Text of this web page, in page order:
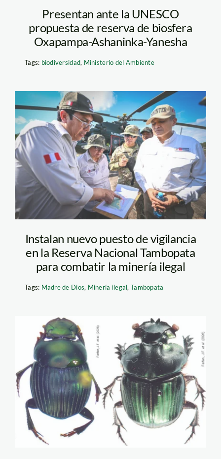
Presentan ante la UNESCO
propuesta de reserva de biosfera
Oxapampa-Ashaninka-Yanesha
Tags: biodiversidad, Ministerio del Ambiente
puesto-de-vigilanzia-
mineria-ilegal-
tambopata—sernanp
Instalan nuevo puesto de vigilancia
en la Reserva Nacional Tambopata
para combatir la minería ilegal
Tags: Madre de Dios, Minería ilegal, Tambopata
escarabajos-
estercoleros—
sernanp